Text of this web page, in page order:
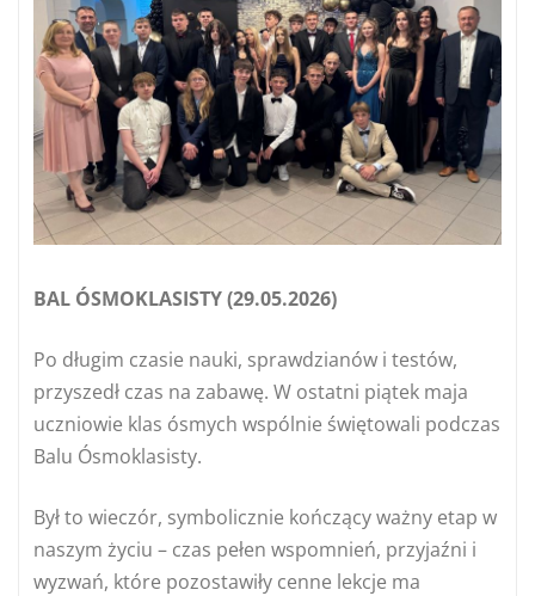
BAL ÓSMOKLASISTY (29.05.2026)
Po długim czasie nauki, sprawdzianów i testów,
przyszedł czas na zabawę. W ostatni piątek maja
uczniowie klas ósmych wspólnie świętowali podczas
Balu Ósmoklasisty.
Był to wieczór, symbolicznie kończący ważny etap w
naszym życiu – czas pełen wspomnień, przyjaźni i
wyzwań, które pozostawiły cenne lekcje ma